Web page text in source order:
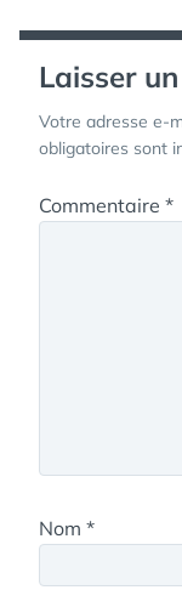
Laisser
Votre adresse e-
obligatoires sont
Commentaire *
Nom *